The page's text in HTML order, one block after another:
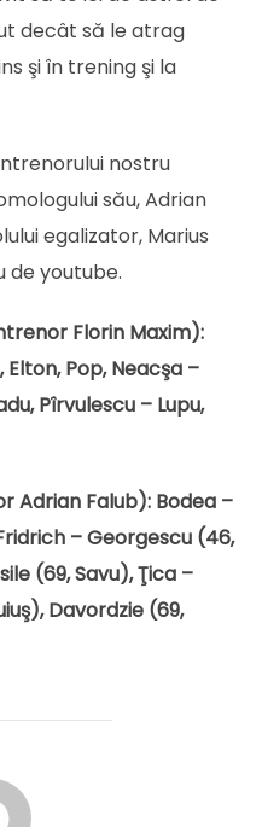
decât să le atrag
şi în trening şi la
nostru
său, Adrian
egalizator, Marius
de youtube.
Florin Maxim):
Pop, Neacşa –
Pîrvulescu – Lupu,
Adrian Falub): Bodea –
– Georgescu (46,
(69, Savu), Ţica –
Davordzie (69,